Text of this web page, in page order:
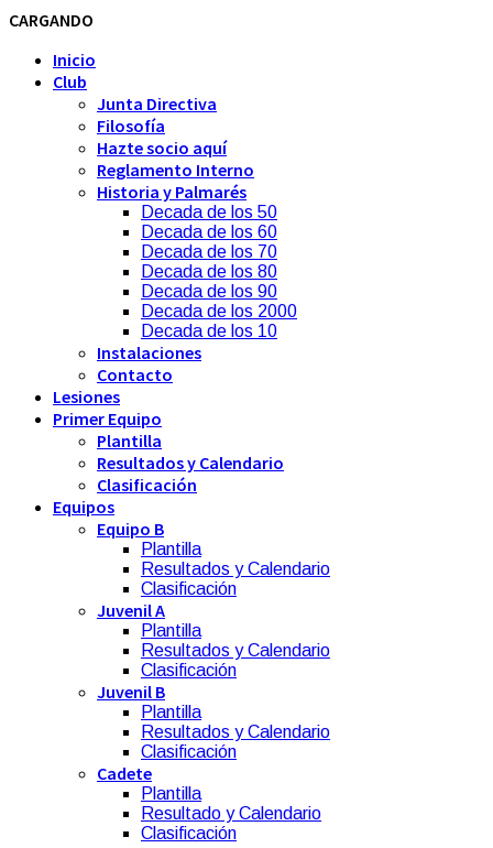
CARGANDO
Inicio
Club
Junta Directiva
Filosofía
Hazte socio aquí
Reglamento Interno
Historia y Palmarés
Decada de los 50
Decada de los 60
Decada de los 70
Decada de los 80
Decada de los 90
Decada de los 2000
Decada de los 10
Instalaciones
Contacto
Lesiones
Primer Equipo
Plantilla
Resultados y Calendario
Clasificación
Equipos
Equipo B
Plantilla
Resultados y Calendario
Clasificación
Juvenil A
Plantilla
Resultados y Calendario
Clasificación
Juvenil B
Plantilla
Resultados y Calendario
Clasificación
Cadete
Plantilla
Resultado y Calendario
Clasificación